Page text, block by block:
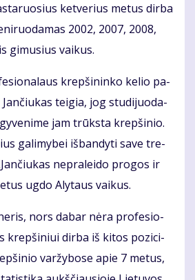
ket­ve­rius me­tus dir­ba
2002, 2007, 2008,
gi­mu­sius vai­kus.
krep­ši­nin­ko ke­lio pa­
tei­gia, jog stu­di­juo­da­
jam trūks­ta krep­ši­nio.
ga­li­my­bei iš­ban­dy­ti sa­ve tre­
ne­pra­lei­do pro­gos ir
ug­do Aly­taus vai­kus.
nors da­bar nė­ra pro­fe­sio­
krep­ši­niui dir­ba iš ki­tos po­zi­ci­
var­žy­bo­se apie 7 me­tus,